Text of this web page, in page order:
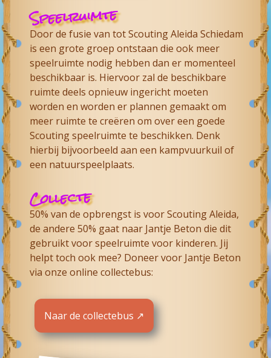
Speelruimte
Door de fusie van totScouting Aleida Schiedam
is een grote groep ontstaan die ook meer
speelruimte nodig hebben dan er momenteel
beschikbaar is. Hiervoor zal de beschikbare
ruimte deels opnieuw ingericht moeten
worden en worden er plannen gemaakt om
meer ruimte te creëren om over een goede
Scouting speelruimte te beschikken. Denk
hierbij bijvoorbeeld aan een kampvuurkuil of
een natuurspeelplaats.
Collecte
50% van de opbrengst is voor Scouting Aleida,
de andere 50% gaat naar Jantje Beton die dit
gebruikt voor speelruimte voor kinderen. Jij
helpt toch ook mee? Doneer voor Jantje Beton
via onze online collectebus:
Naar de collectebus ↗